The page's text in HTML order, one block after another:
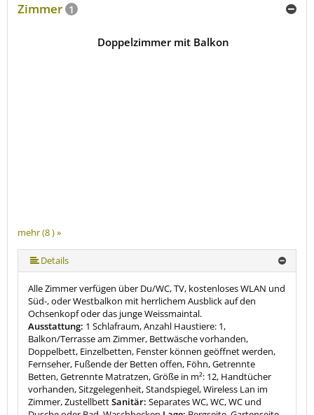
Zimmer 1
mehr (8 ) »
mehr (8 ) »
mehr (8 ) »
mehr (8 ) »
mehr (8 ) »
Doppelzimmer mit Balkon
Details
Alle Zimmer verfügen über Du/WC, TV, kostenloses WLAN und
Süd-, oder Westbalkon mit herrlichem Ausblick auf den
Ochsenkopf oder das junge Weissmaintal.
Ausstattung: 1 Schlafraum, Anzahl Haustiere: 1,
Balkon/Terrasse am Zimmer, Bettwäsche vorhanden,
Doppelbett, Einzelbetten, Fenster können geöffnet werden,
Fernseher, Fußende der Betten offen, Föhn, Getrennte
Betten, Getrennte Matratzen, Größe in m²: 12, Handtücher
vorhanden, Sitzgelegenheit, Standspiegel, Wireless Lan im
Zimmer, ZustellbettSanitär: Separates WC, WC, WC und